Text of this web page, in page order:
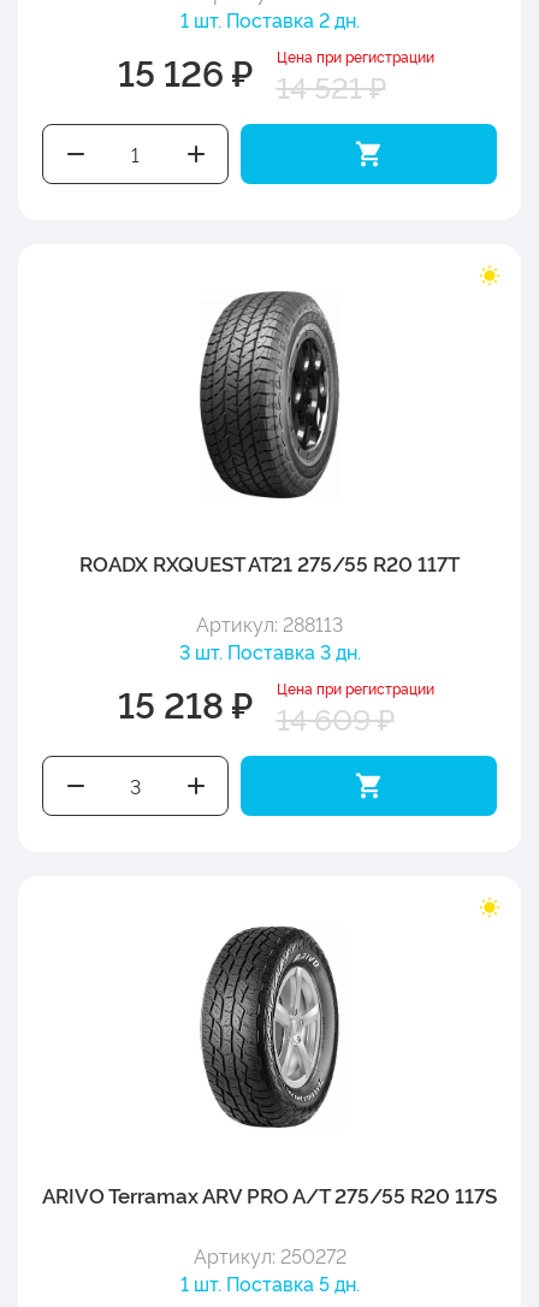
1 шт. Поставка 2 дн.
15 126 ₽ Цена при регистрации
14 521 ₽
ROADX RXQUEST AT21 275/55 R20 117T
Артикул: 288113
3 шт. Поставка 3 дн.
15 218 ₽ Цена при регистрации
14 609 ₽
ARIVO Terramax ARV PRO A/T 275/55 R20 117S
Артикул: 250272
1 шт. Поставка 5 дн.